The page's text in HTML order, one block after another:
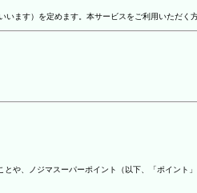
ます）を定めます。本サービスをご利用いただく
、ノジマスーパーポイント（以下、「ポイント